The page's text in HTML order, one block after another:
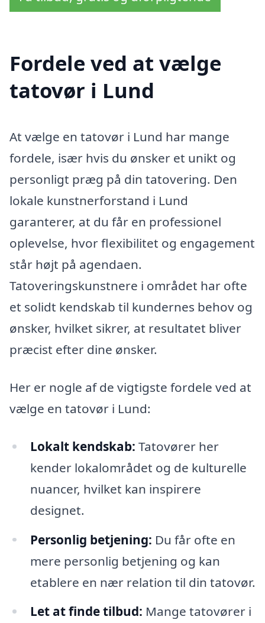
Fordele ved at vælge
tatovør i Lund
At vælge en tatovør i Lund har mange
fordele, især hvis du ønsker et unikt og
personligt præg på din tatovering. Den
lokale kunstnerforstand i Lund
garanterer, at du får en professionel
oplevelse, hvor flexibilitet og engagement
står højt på agendaen.
Tatoveringskunstnere i området har ofte
et solidt kendskab til kundernes behov og
ønsker, hvilket sikrer, at resultatet bliver
præcist efter dine ønsker.
Her er nogle af de vigtigste fordele ved at
vælge en tatovør i Lund:
Lokalt kendskab: Tatovører her
kender lokalområdet og de kulturelle
nuancer, hvilket kan inspirere
designet.
Personlig betjening: Du får ofte en
mere personlig betjening og kan
etablere en nær relation til din tatovør.
Let at finde tilbud: Mange tatovører i